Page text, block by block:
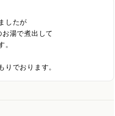
したが
湯で煮出して
。